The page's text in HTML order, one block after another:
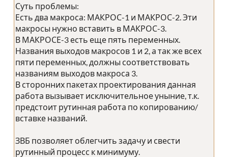
Суть проблемы:
Есть два макроса: МАКРОС-1 и МАКРОС-2. Эти
макросы нужно вставить в МАКРОС-3.
В МАКРОСЕ-3 есть еще пять переменных.
Названия выходов макросов 1 и 2, а так же всех
пяти переменных, должны соответствовать
названиям выходов макроса 3.
В сторонних пакетах проектирования данная
работа вызывает исключительное уныние, т.к.
предстоит рутинная работа по копированию/
вставке названий.
ЗВБ позволяет облегчить задачу и свести
рутинный процесс к минимуму.